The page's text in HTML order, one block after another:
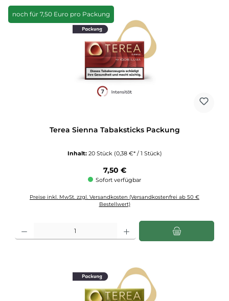
noch für 7,50 Euro pro Packung
Terea Sienna Tabaksticks Packung
Inhalt: 20 Stück (0,38 €* / 1 Stück)
Regulärer Preis:
7,50 €
Sofort verfügbar
Preise inkl. MwSt. zzgl. Versandkosten (Versandkostenfrei ab 50 €
Bestellwert)
Produkt Anzahl: Gib den gewünschten Wert ein oder benutze die Schaltflächen